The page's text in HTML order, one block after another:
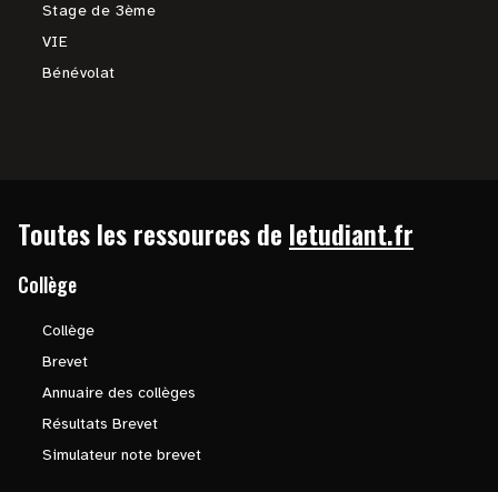
Stage de 3ème
VIE
Bénévolat
Toutes les ressources de letudiant.fr
Collège
Collège
Brevet
Annuaire des collèges
Résultats Brevet
Simulateur note brevet